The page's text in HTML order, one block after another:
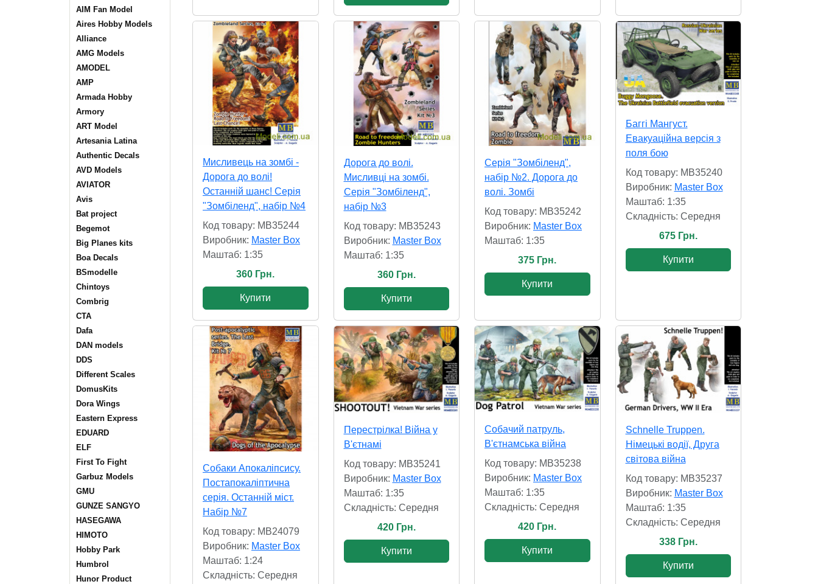
AIM Fan Model
Aires Hobby Models
Alliance
AMG Models
AMODEL
AMP
Armada Hobby
Armory
ART Model
Artesania Latina
Authentic Decals
AVD Models
AVIATOR
Avis
Bat project
Begemot
Big Planes kits
Boa Decals
BSmodelle
Chintoys
Combrig
CTA
Dafa
DAN models
DDS
Different Scales
DomusKits
Dora Wings
Eastern Express
EDUARD
ELF
First To Fight
Garbuz Models
GMU
GUNZE SANGYO
HASEGAWA
HIMOTO
Hobby Park
Humbrol
Hunor Product
Мисливець на зомбі -
Дорога до волі!
Останній шанс! Серія
"Зомбіленд", набір №4
Код товару: MB35244
Виробник: Master Box
Маштаб: 1:35
360 Грн.
Купити
Дорога до волі.
Мисливці на зомбі.
Серія "Зомбіленд",
набір №3
Код товару: MB35243
Виробник: Master Box
Маштаб: 1:35
360 Грн.
Купити
Серія "Зомбіленд",
набір №2. Дорога до
волі. Зомбі
Код товару: MB35242
Виробник: Master Box
Маштаб: 1:35
375 Грн.
Купити
Баггі Мангуст.
Евакуаційна версія з
поля бою
Код товару: MB35240
Виробник: Master Box
Маштаб: 1:35
Складність: Cередня
675 Грн.
Купити
Собаки Апокаліпсису.
Постапокаліптична
серія. Останній міст.
Набір №7
Код товару: MB24079
Виробник: Master Box
Маштаб: 1:24
Складність: Cередня
Перестрілка! Війна у
В'єтнамі
Код товару: MB35241
Виробник: Master Box
Маштаб: 1:35
Складність: Cередня
420 Грн.
Купити
Собачий патруль,
В'єтнамська війна
Код товару: MB35238
Виробник: Master Box
Маштаб: 1:35
Складність: Cередня
420 Грн.
Купити
Schnelle Truppen.
Німецькі водії, Друга
світова війна
Код товару: MB35237
Виробник: Master Box
Маштаб: 1:35
Складність: Cередня
338 Грн.
Купити